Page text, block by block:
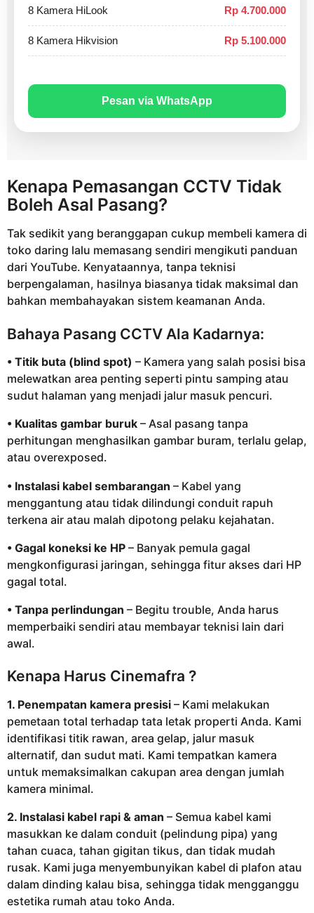
8 Kamera HiLook Rp 4.700.000
8 Kamera Hikvision Rp 5.100.000
Pesan via WhatsApp
Kenapa Pemasangan CCTV Tidak
Boleh Asal Pasang?
Tak sedikit yang beranggapan cukup membeli kamera di
toko daring lalu memasang sendiri mengikuti panduan
dari YouTube. Kenyataannya, tanpa teknisi
berpengalaman, hasilnya biasanya tidak maksimal dan
bahkan membahayakan sistem keamanan Anda.
Bahaya Pasang CCTV Ala Kadarnya:
• Titik buta (blind spot) – Kamera yang salah posisi bisa
melewatkan area penting seperti pintu samping atau
sudut halaman yang menjadi jalur masuk pencuri.
• Kualitas gambar buruk – Asal pasang tanpa
perhitungan menghasilkan gambar buram, terlalu gelap,
atau overexposed.
• Instalasi kabel sembarangan – Kabel yang
menggantung atau tidak dilindungi conduit rapuh
terkena air atau malah dipotong pelaku kejahatan.
• Gagal koneksi ke HP – Banyak pemula gagal
mengkonfigurasi jaringan, sehingga fitur akses dari HP
gagal total.
• Tanpa perlindungan – Begitu trouble, Anda harus
memperbaiki sendiri atau membayar teknisi lain dari
awal.
Kenapa Harus Cinemafra ?
1. Penempatan kamera presisi – Kami melakukan
pemetaan total terhadap tata letak properti Anda. Kami
identifikasi titik rawan, area gelap, jalur masuk
alternatif, dan sudut mati. Kami tempatkan kamera
untuk memaksimalkan cakupan area dengan jumlah
kamera minimal.
2. Instalasi kabel rapi & aman – Semua kabel kami
masukkan ke dalam conduit (pelindung pipa) yang
tahan cuaca, tahan gigitan tikus, dan tidak mudah
rusak. Kami juga menyembunyikan kabel di plafon atau
dalam dinding kalau bisa, sehingga tidak mengganggu
estetika rumah atau toko Anda.